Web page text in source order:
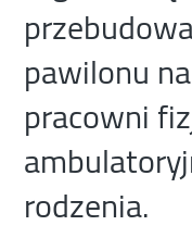
pawilonu
pracowni
rodzenia.